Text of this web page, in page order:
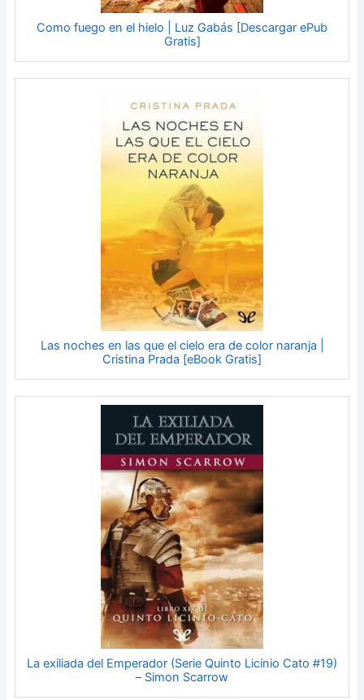
Como fuego en el hielo | Luz Gabás [Descargar ePub
Gratis]
Las noches en las que el cielo era de color naranja |
Cristina Prada [eBook Gratis]
La exiliada del Emperador (Serie Quinto Licinio Cato #19)
– Simon Scarrow